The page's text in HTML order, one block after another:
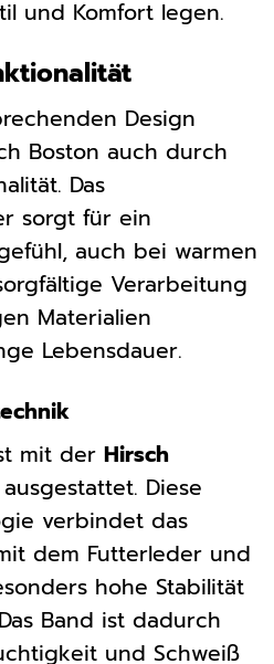
und Komfort legen.
Design
Boston auch durch
Das
sorgt für ein
auch bei warmen
Verarbeitung
Materialien
Lebensdauer.
mit der Hirsch
ausgestattet. Diese
verbindet das
dem Futterleder und
hohe Stabilität
Band ist dadurch
und Schweiß